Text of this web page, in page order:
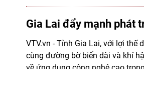
Gia Lai đẩy mạnh phát
VTV.vn - Tỉnh Gia Lai, với lợi
cùng đường bờ biển dài và khí
về ứng dụng công nghệ cao